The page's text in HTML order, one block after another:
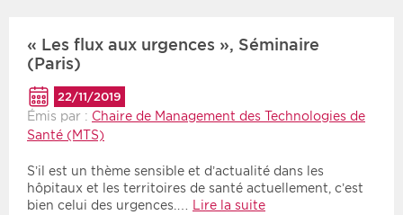
« Les flux aux urgences », Séminaire
(Paris)
22/11/2019
Émis par : Chaire de Management des Technologies de
Santé (MTS)
S’il est un thème sensible et d’actualité dans les
hôpitaux et les territoires de santé actuellement, c’est
bien celui des urgences.… Lire la suite